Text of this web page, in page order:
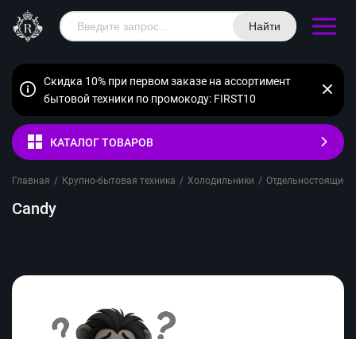
Найти
Скидка 10% при первом заказе на ассортимент
бытовой техники по промокоду: FIRST10
КАТАЛОГ ТОВАРОВ
Главная / Крупно-бытовая техника / Холодильники / Отдельностоящие
Candy